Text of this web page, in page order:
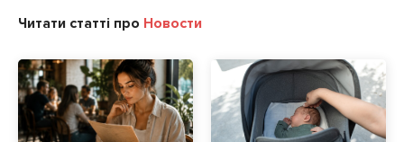
Читати статті про Новости